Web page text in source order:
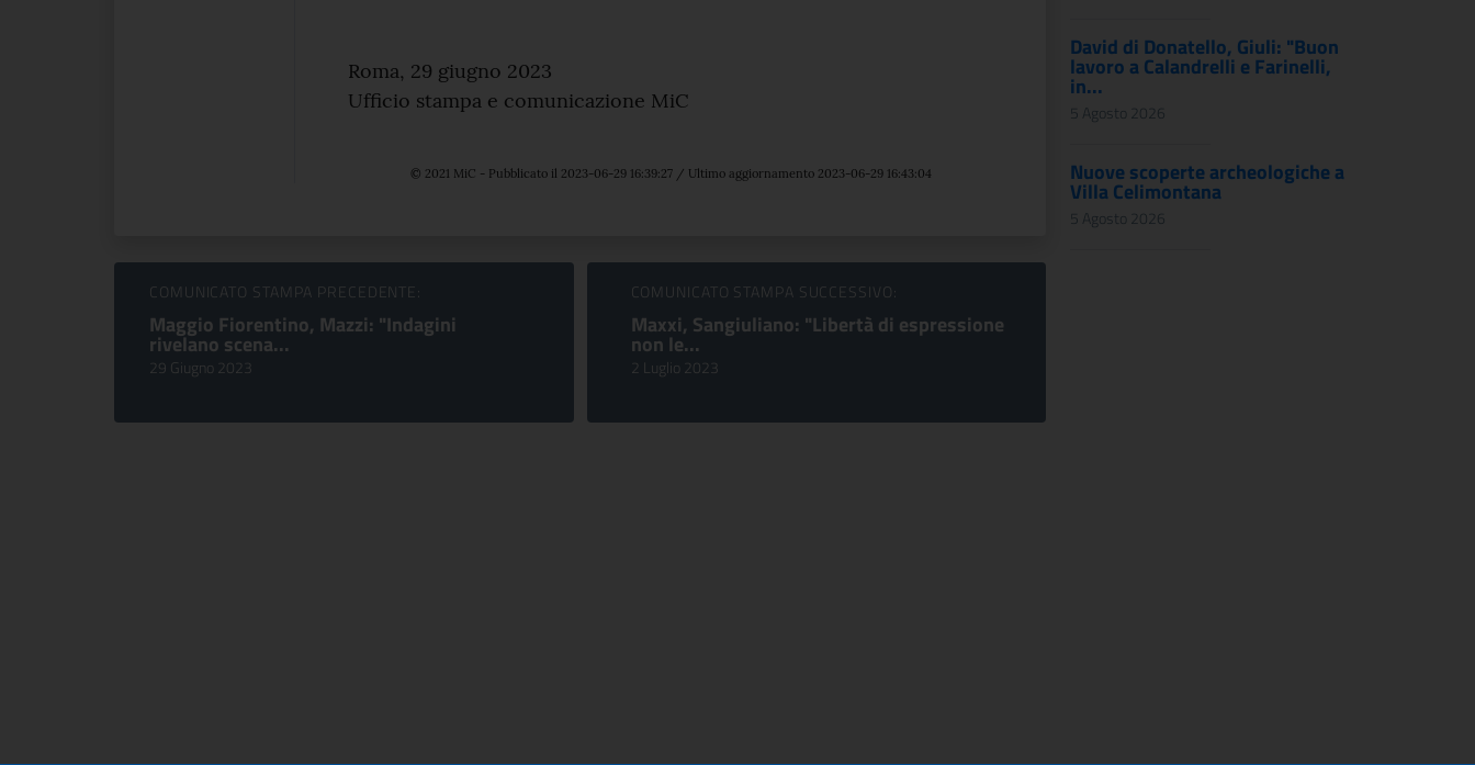
Roma, 29 giugno 2023
Ufficio stampa e comunicazione MiC
© 2021 MiC - Pubblicato il 2023-06-29 16:39:27 / Ultimo aggiornamento 2023-06-29 16:43:04
Sfoglia comunicati
COMUNICATO STAMPA PRECEDENTE:
Maggio Fiorentino, Mazzi: "Indagini
rivelano scena...
29 Giugno 2023
COMUNICATO STAMPA SUCCESSIVO:
Maxxi, Sangiuliano: "Libertà di espressione
non le...
2 Luglio 2023
David di Donatello, Giuli: "Buon
lavoro a Calandrelli e Farinelli,
in...
5 Agosto 2026
Nuove scoperte archeologiche a
Villa Celimontana
5 Agosto 2026